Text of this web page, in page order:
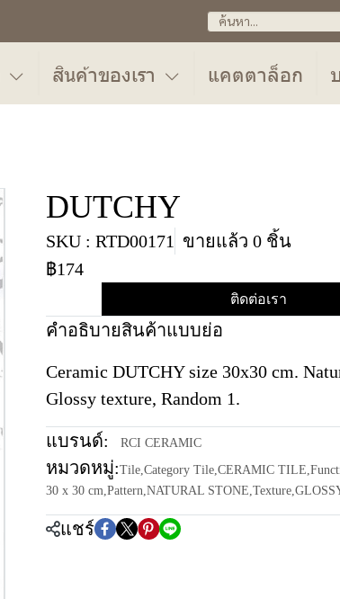
สินค้าของเรา แคตตาล็อก
DUTCHY
SKU : RTD00171 ขายแล้ว 0 ชิ้น
฿174
ติดต่อเรา
คำอธิบายสินค้าแบบย่อ
Ceramic DUTCHY size 30x30 cm.
Glossy texture, Random 1.
แบรนด์: RCI CERAMIC
หมวดหมู่:Tile,Category Tile,CERAMIC TILE,
30 x 30 cm,Pattern,NATURAL STONE,Texture,
แชร์